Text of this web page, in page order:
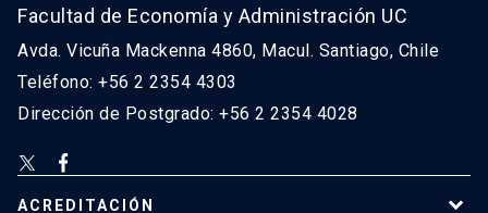
Facultad de Economía y Administración UC
Avda. Vicuña Mackenna 4860, Macul. Santiago, Chile
Teléfono: +56 2 2354 4303
Dirección de Postgrado: +56 2 2354 4028
ACREDITACIÓN